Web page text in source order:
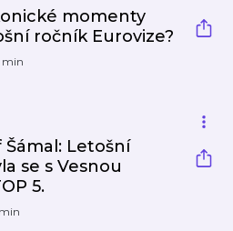
momenty
ročník Eurovize?
min
Šámal: Letošní
se s Vesnou
5.